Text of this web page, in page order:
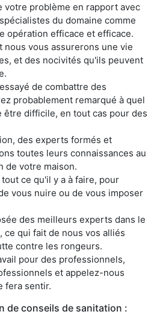
votre problème en rapport avec
du domaine comme
opération efficace et efficace.
nous vous assurerons une vie
et des nocivités qu'ils peuvent
de combattre des
probablement remarqué à quel
être difficile, en tout cas pour des
des experts formés et
toutes leurs connaissances au
de votre maison.
ce qu'il y a à faire, pour
vous nuire ou de vous imposer
des meilleurs experts dans le
ce qui fait de nous vos alliés
contre les rongeurs.
pour des professionnels,
et appelez-nous
fera sentir.
de conseils de sanitation :